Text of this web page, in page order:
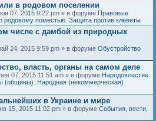
в родовом поселении
07, 2015 9:22 pm » в форуме Правовые
родовому поместью. Защита против клеветы
числе с дамбой из природных
24, 2015 9:59 pm » в форуме Обустройство
власть, органы на самом деле
07, 2015 11:51 am » в форуме Народовластие.
(общины). Народная (некоммерческая)
в Украине и мире
15, 2015 11:02 pm » в форуме События, вести,